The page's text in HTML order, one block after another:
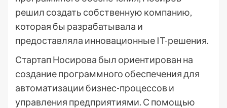
решил создать собственную компанию,
которая бы разрабатывала и
предоставляла инновационные IT-решения.
Стартап Носирова был ориентирован на
создание программного обеспечения для
автоматизации бизнес-процессов и
управления предприятиями. С помощью